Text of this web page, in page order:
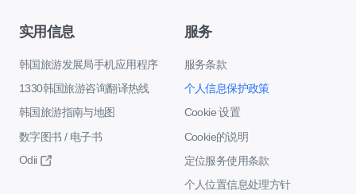
实用信息
韩国旅游发展局手机应用程序
1330韩国旅游咨询翻译热线
韩国旅游指南与地图
数字图书 / 电子书
Odii
服务
服务条款
个人信息保护政策
Cookie 设置
Cookie的说明
定位服务使用条款
个人位置信息处理方针